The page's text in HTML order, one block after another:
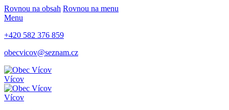
Rovnou na obsah Rovnou na menu
Menu
+420 582 376 859
obecvicov@seznam.cz
Vícov
Vícov